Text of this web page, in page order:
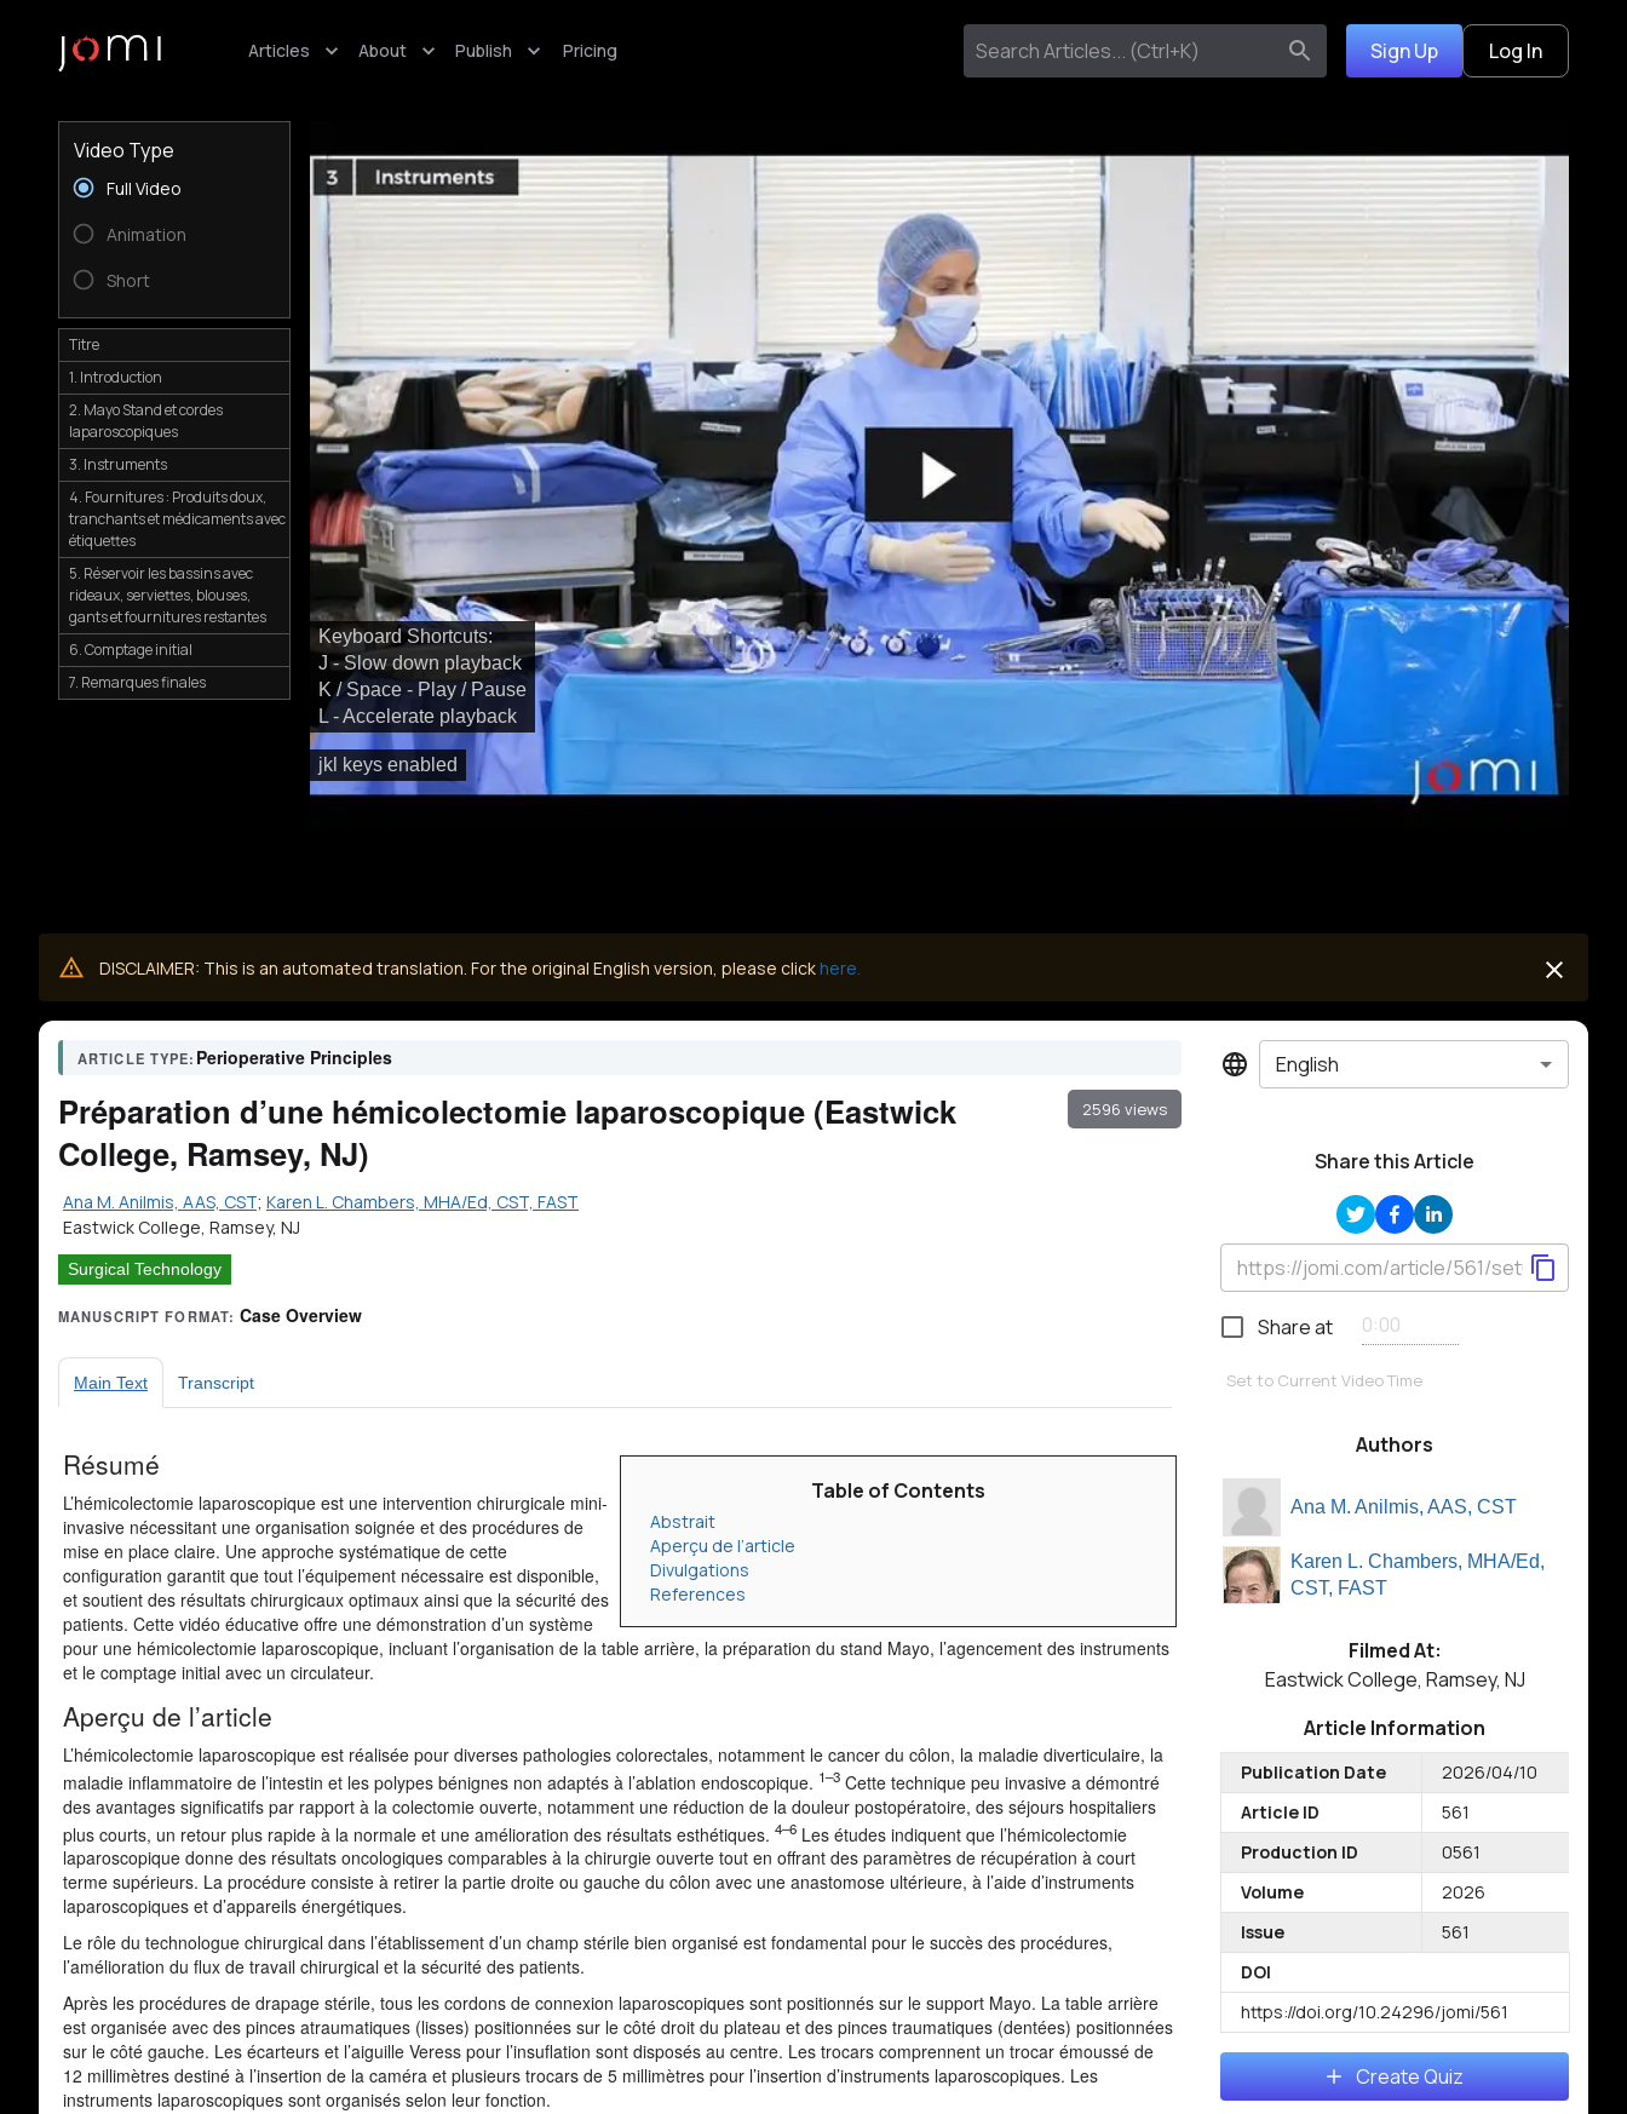
Articles About Publish Pricing Sign Up Log In
jkl keys enabled
Keyboard Shortcuts:
J - Slow down playback
K / Space - Play / Pause
L - Accelerate playback
Video Type
Full Video
Animation
Short
Titre
1. Introduction
2. Mayo Stand et cordes
laparoscopiques
3. Instruments
4. Fournitures : Produits doux,
tranchants et médicaments avec
étiquettes
5. Réservoir les bassins avec
rideaux, serviettes, blouses,
gants et fournitures restantes
6. Comptage initial
7. Remarques finales
DISCLAIMER: This is an automated translation. For the original English version, please click here.
ARTICLE TYPE: Perioperative Principles
Préparation d’une hémicolectomie laparoscopique (Eastwick
College, Ramsey, NJ)
2596 views
Ana M. Anilmis, AAS, CST; Karen L. Chambers, MHA/Ed, CST, FAST
Eastwick College, Ramsey, NJ
Surgical Technology
MANUSCRIPT FORMAT: Case Overview
Main Text Transcript
Table of Contents
Abstrait
Aperçu de l’article
Divulgations
References
Résumé
L’hémicolectomie laparoscopique est une intervention chirurgicale mini-
invasive nécessitant une organisation soignée et des procédures de
mise en place claire. Une approche systématique de cette
configuration garantit que tout l’équipement nécessaire est disponible,
et soutient des résultats chirurgicaux optimaux ainsi que la sécurité des
patients. Cette vidéo éducative offre une démonstration d’un système
pour une hémicolectomie laparoscopique, incluant l’organisation de la table arrière, la préparation du stand Mayo, l’agencement des instruments
et le comptage initial avec un circulateur.
Aperçu de l’article
L’hémicolectomie laparoscopique est réalisée pour diverses pathologies colorectales, notamment le cancer du côlon, la maladie diverticulaire, la
maladie inflammatoire de l’intestin et les polypes bénignes non adaptés à l’ablation endoscopique. 1–3 Cette technique peu invasive a démontré
des avantages significatifs par rapport à la colectomie ouverte, notamment une réduction de la douleur postopératoire, des séjours hospitaliers
plus courts, un retour plus rapide à la normale et une amélioration des résultats esthétiques. 4–6 Les études indiquent que l’hémicolectomie
laparoscopique donne des résultats oncologiques comparables à la chirurgie ouverte tout en offrant des paramètres de récupération à court
terme supérieurs. La procédure consiste à retirer la partie droite ou gauche du côlon avec une anastomose ultérieure, à l’aide d’instruments
laparoscopiques et d’appareils énergétiques.
Le rôle du technologue chirurgical dans l’établissement d’un champ stérile bien organisé est fondamental pour le succès des procédures,
l’amélioration du flux de travail chirurgical et la sécurité des patients.
Après les procédures de drapage stérile, tous les cordons de connexion laparoscopiques sont positionnés sur le support Mayo. La table arrière
est organisée avec des pinces atraumatiques (lisses) positionnées sur le côté droit du plateau et des pinces traumatiques (dentées) positionnées
sur le côté gauche. Les écarteurs et l’aiguille Veress pour l’insuflation sont disposés au centre. Les trocars comprennent un trocar émoussé de
12 millimètres destiné à l’insertion de la caméra et plusieurs trocars de 5 millimètres pour l’insertion d’instruments laparoscopiques. Les
instruments laparoscopiques sont organisés selon leur fonction.
English
Share this Article
Share at
Set to Current Video Time
Authors
Ana M. Anilmis, AAS, CST
Karen L. Chambers, MHA/Ed,
CST, FAST
Filmed At:
Eastwick College, Ramsey, NJ
Article Information
Publication Date
2026/04/10
Article ID
561
Production ID
0561
Volume
2026
Issue
561
DOI
https://doi.org/10.24296/jomi/561
Create Quiz